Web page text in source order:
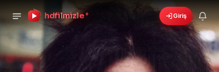
hdfilmizle + Giriş
🎁 6 yeni fırsat! Bonusları gör›
HD Film izle — HD Film İzle,